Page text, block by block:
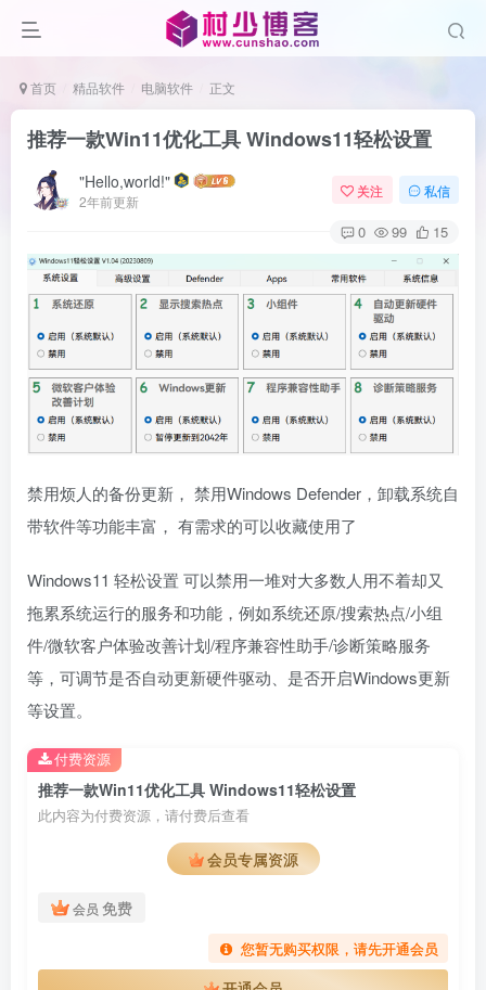
首页 精品软件 电脑软件 正文
推荐一款Win11优化工具 Windows11轻松设置
"Hello,world!"
2年前更新
关注 私信
0 99 15
禁用烦人的备份更新， 禁用Windows Defender，卸载系统自
带软件等功能丰富， 有需求的可以收藏使用了
Windows11 轻松设置 可以禁用一堆对大多数人用不着却又
拖累系统运行的服务和功能，例如系统还原/搜索热点/小组
件/微软客户体验改善计划/程序兼容性助手/诊断策略服务
等，可调节是否自动更新硬件驱动、是否开启Windows更新
等设置。
推荐一款Win11优化工具 Windows11轻松设置
此内容为付费资源，请付费后查看
会员专属资源
会员 免费
您暂无购买权限，请先开通会员
付费资源